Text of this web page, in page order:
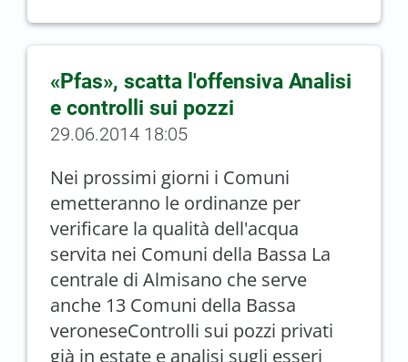
«Pfas», scatta l'offensiva Analisi
e controlli sui pozzi
29.06.2014 18:05
Nei prossimi giorni i Comuni
emetteranno le ordinanze per
verificare la qualità dell'acqua
servita nei Comuni della Bassa La
centrale di Almisano che serve
anche 13 Comuni della Bassa
veroneseControlli sui pozzi privati
già in estate e analisi sugli esseri